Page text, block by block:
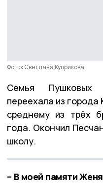
Фото: Светлана Куприкова
Семья Пушковых
переехала из города
среднему из трёх
года. Окончил
школу.
– В моей памяти